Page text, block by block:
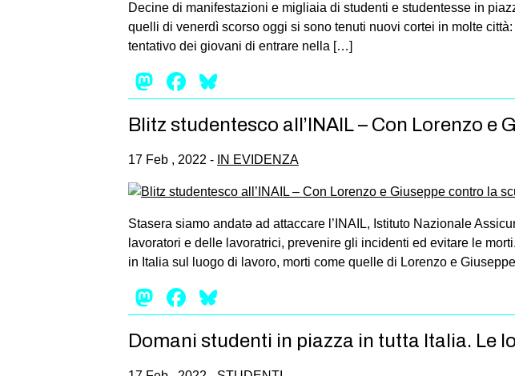
Decine di manifestazioni e migliaia di studenti e studentesse in
quelli di venerdì scorso oggi si sono tenuti nuovi cortei in molte
tentativo dei giovani di entrare nella […]
Mastodon
Facebook
Blitz studentesco all’INAIL – Con Lorenzo
17 Feb , 2022 - IN EVIDENZA
Stasera siamo andatə ad attaccare l’INAIL, Istituto Nazionale
lavoratori e delle lavoratrici, prevenire gli incidenti ed evitare le
in Italia sul luogo di lavoro, morti come quelle di Lorenzo e
Mastodon
Facebook
Domani studenti in piazza in tutta Italia. Le